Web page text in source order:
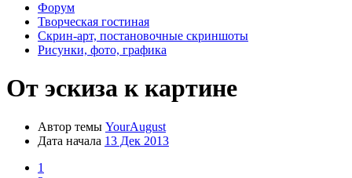
Форум
Творческая гостиная
Скрин-арт, постановочные скриншоты
Рисунки, фото, графика
От эскиза к картине
Автор темы YourAugust
Дата начала 13 Дек 2013
1